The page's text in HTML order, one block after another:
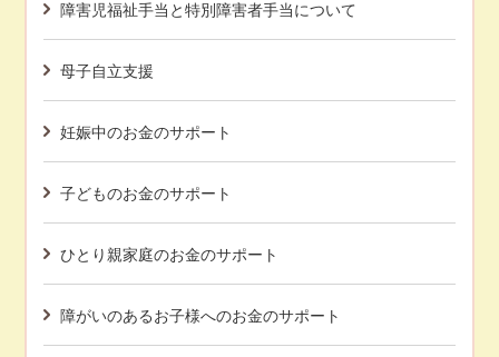
障害児福祉手当と特別障害者手当について
母子自立支援
妊娠中のお金のサポート
子どものお金のサポート
ひとり親家庭のお金のサポート
障がいのあるお子様へのお金のサポート